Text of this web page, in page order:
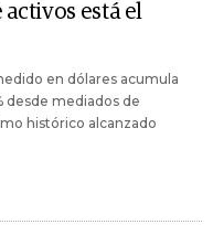
activos está el
en dólares acumula
desde mediados de
histórico alcanzado